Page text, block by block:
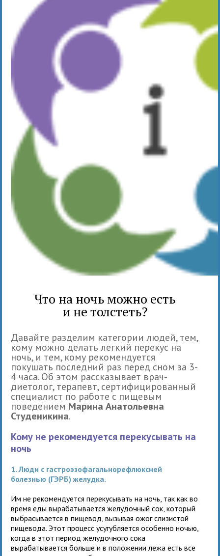
Что на ночь можно есть
и не толстеть?
Давайте разделим категории людей, тем,
кому можно делать легкий перекус на
ночь, и тем, кому рекомендуется
покушать последний раз перед сном за 3-
4 часа. Об этом рассказывает врач-
диетолог, терапевт, сертифицированный
специалист по работе с пищевым
поведением Марина Анатольевна
Студеникина.
Кому не рекомендуется перекусывать на
ночь
1. Люди с гастроэзофагальнорефлюксней
болезнью (ГЭРБ) желудка.
Им не рекомендуется перекусывать на ночь, так как во
время еды вырабатывается желудочный сок, который
выбрасывается в пищевод, вызывая ожог слизистой
пищевода. Этот процесс усугубляется особенно ночью,
когда в этот период желудочного сока
вырабатывается больше и в положении лежа есть все